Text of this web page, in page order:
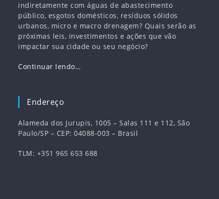
indiretamente com águas de abastecimento
público, esgotos domésticos, resíduos sólidos
urbanos, micro e macro drenagem? Quais serão as
próximas leis, investimentos e ações que vão
impactar sua cidade ou seu negócio?
Continuar lendo…
Endereço
Alameda dos Jurupis, 1005 – Salas 111 e 112, São
Paulo/SP – CEP: 04088-003 – Brasil
TLM: +351 965 653 688